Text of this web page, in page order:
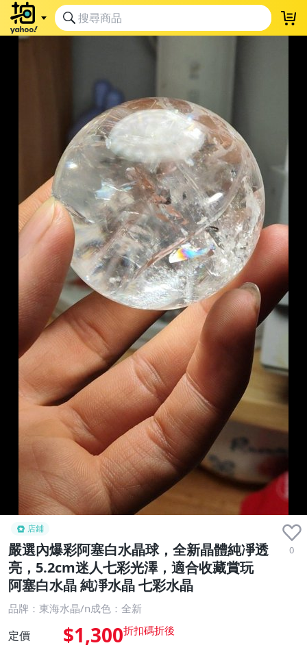
店鋪
嚴選內爆彩阿塞白水晶球，全新晶體純凈透
亮，5.2cm迷人七彩光澤，適合收藏賞玩
阿塞白水晶 純凈水晶 七彩水晶
0
品牌：東海水晶/n成色：全新
定價 $1,300